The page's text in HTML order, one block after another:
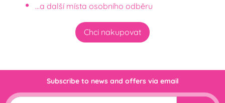
...a další místa osobního odběru
Chci nakupovat
Subscribe to news and offers via email